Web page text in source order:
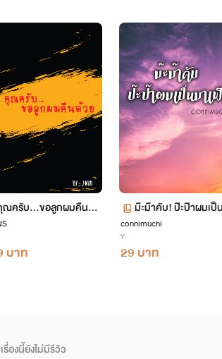
เขียน > นิยายวาย YAOI (ชาย x ชาย) นะคะ :)
ดยตรงนะคะ อาศัยที่ชอบอ่าน ชอบเขียน เลยศึกษาและลองที่จะเขียน
ะเรื่อง มันยากกว่าการอ่านหลายเท่า เราก็จะพยายามต่อไปเรื่อยๆ :)
หรือ การใช้คำ สำหรับการเขียนเนื้อหา เราต้องขออภัยไว้ ณ ที่นี้ด้วยนะ
ลย :) แต่ขอให้มีความสุภาพนะคะ :) ไม่เอาอคติมาคุยกันนะ :) เพื่อเป็นก
ครับ...ขอลูกผมคืนด้ว
(Mpreg) NC 18+
บาท
ม๊ะม๊าคับ! ป๊ะป๊าผมเป็
ฟีย
connimuchi
Y
29 บาท
เรื่องนี้ยังไม่มีรีวิว